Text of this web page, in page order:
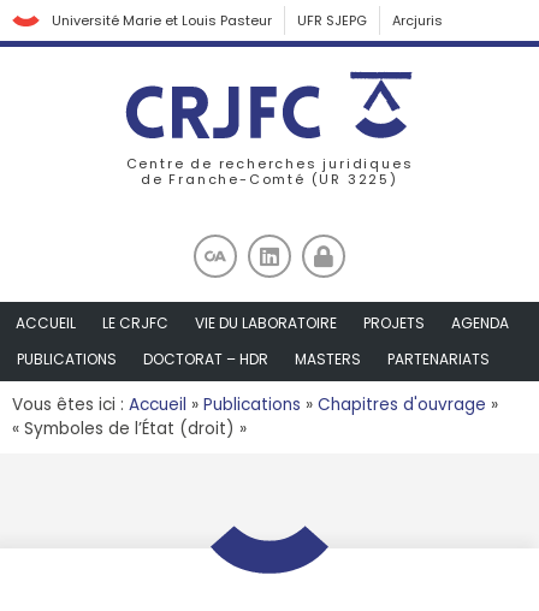
Université Marie et Louis Pasteur UFR SJEPG Arcjuris
Centre de recherches juridiques
de Franche-Comté (UR 3225)
ACCUEIL LE CRJFC VIE DU LABORATOIRE PROJETS
AGENDA
PUBLICATIONS
DOCTORAT – HDR MASTERS PARTENARIATS
Vous êtes ici : Accueil » Publications » Chapitres d'ouvrage »
« Symboles de l’État (droit) »